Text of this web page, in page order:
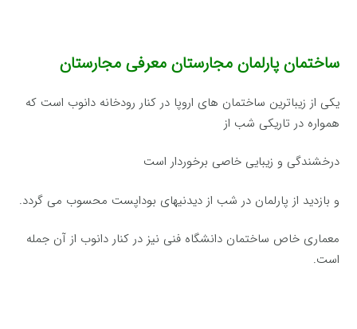
ساختمان پارلمان مجارستان معرفی مجارستان
یکی از زیباترین ساختمان های اروپا در کنار رودخانه دانوب است که
همواره در تاریکی شب از
درخشندگی و زیبایی خاصی برخوردار است
و بازدید از پارلمان در شب از دیدنیهای بوداپست محسوب می گردد.
معماری خاص ساختمان دانشگاه فنی نیز در کنار دانوب از آن جمله
است.